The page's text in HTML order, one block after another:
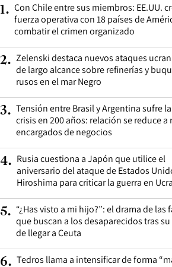
1. Con Chile entre sus miembros: EE.UU.
fuerza operativa con 18 países de
combatir el crimen organizado
2. Zelenski destaca nuevos ataques
de largo alcance sobre refinerías y
rusos en el mar Negro
3. Tensión entre Brasil y Argentina sufre
crisis en 200 años: relación se reduce a
encargados de negocios
4. Rusia cuestiona a Japón que utilice el
aniversario del ataque de Estados
Hiroshima para criticar la guerra en
5. “¿Has visto a mi hijo?”: el drama de las
que buscan a los desaparecidos tras
de llegar a Ceuta
6. Tedros llama a intensificar de forma